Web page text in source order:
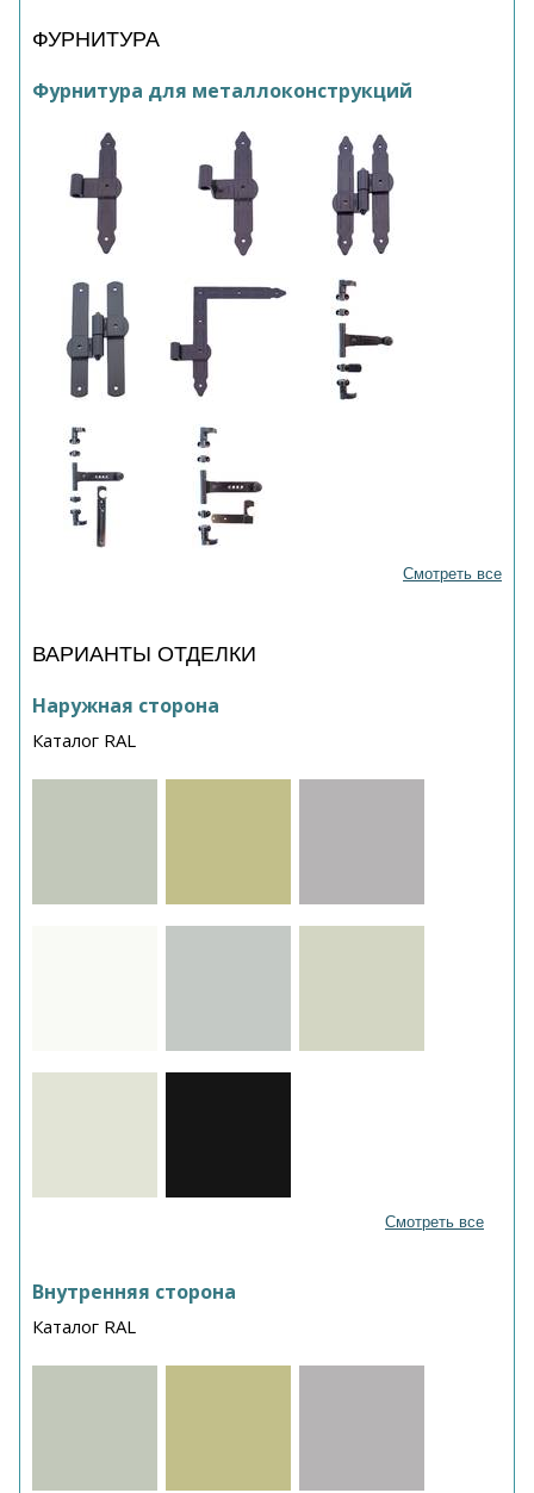
ФУРНИТУРА
Фурнитура для металлоконструкций
Смотреть все
ВАРИАНТЫ ОТДЕЛКИ
Наружная сторона
Каталог RAL
Смотреть все
Внутренняя сторона
Каталог RAL